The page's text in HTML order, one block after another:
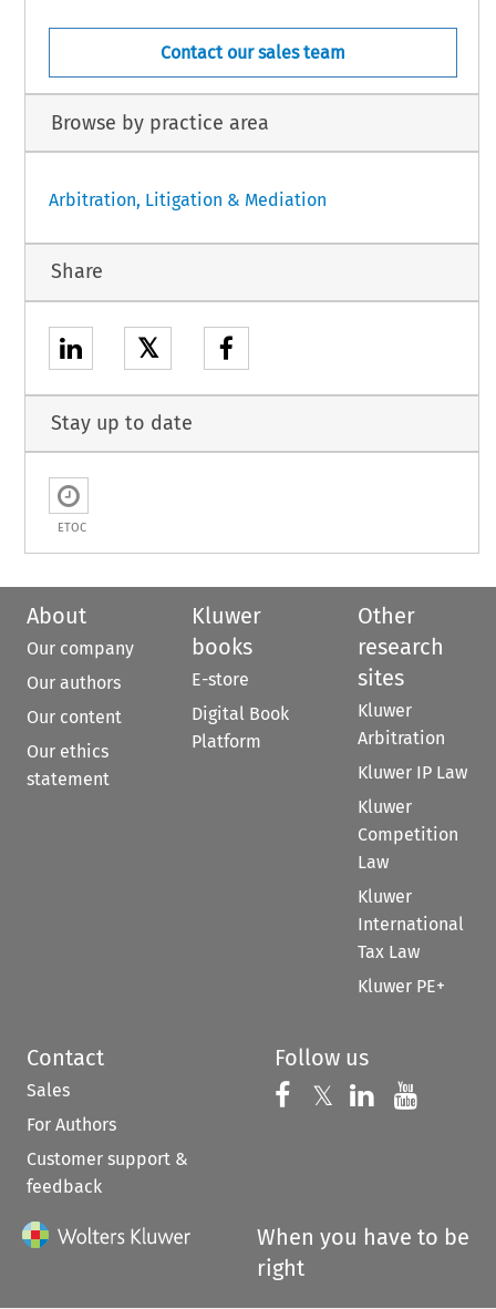
Contact our sales team
Browse by practice area
Arbitration, Litigation & Mediation
Share
𝕏
Stay up to date
ETOC
About
Our company
Our authors
Our content
Our ethics
statement
Kluwer
books
E-store
Digital Book
Platform
Other
research
sites
Kluwer
Arbitration
Kluwer IP Law
Kluwer
Competition
Law
Kluwer
International
Tax Law
Kluwer PE+
Contact
Sales
For Authors
Customer support &
feedback
Follow us
Follow us on
𝕏 Follow us on
Follow us
When you have to be
right